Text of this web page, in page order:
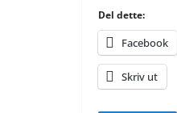
Del dette:
Facebook
Skriv ut